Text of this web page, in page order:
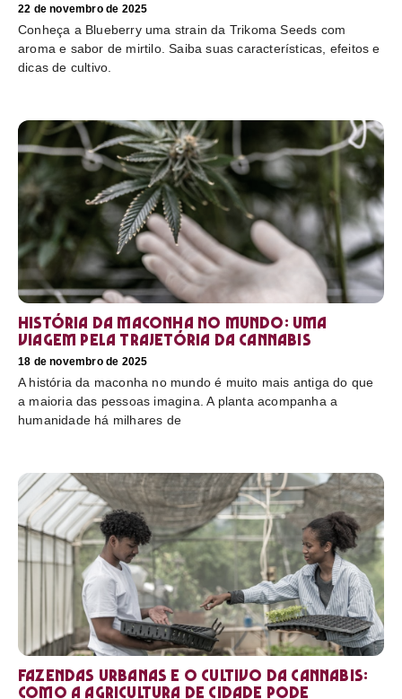
22 de novembro de 2025
Conheça a Blueberry uma strain da Trikoma Seeds com
aroma e sabor de mirtilo. Saiba suas características, efeitos e
dicas de cultivo.
História da maconha no mundo: uma
viagem pela trajetória da cannabis
18 de novembro de 2025
A história da maconha no mundo é muito mais antiga do que
a maioria das pessoas imagina. A planta acompanha a
humanidade há milhares de
Fazendas urbanas e o cultivo da cannabis:
como a agricultura de cidade pode